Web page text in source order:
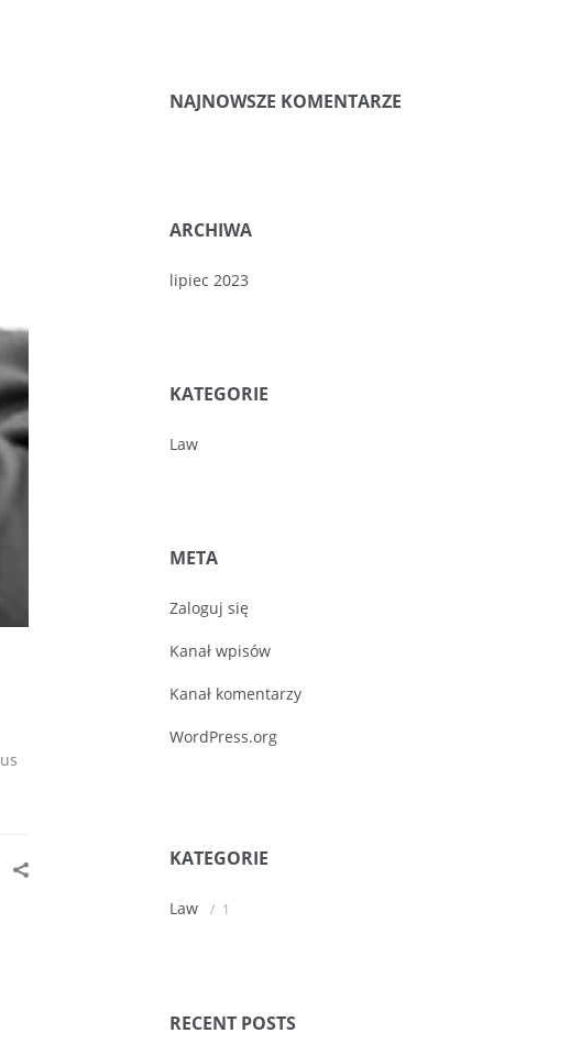
NAJNOWSZE KOMENTARZE
ARCHIWA
lipiec 2023
KATEGORIE
Law
META
Zaloguj się
Kanał wpisów
Kanał komentarzy
WordPress.org
KATEGORIE
Law 1
RECENT POSTS